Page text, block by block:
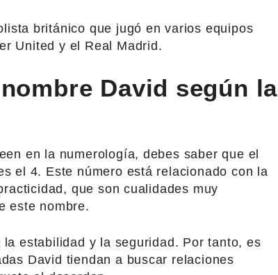
británico que jugó en varios equipos
United y el Real Madrid.
David según la
en la numerología, debes saber que el
el 4. Este número está relacionado con la
que son cualidades muy
este nombre.
estabilidad y la seguridad. Por tanto, es
David tiendan a buscar relaciones